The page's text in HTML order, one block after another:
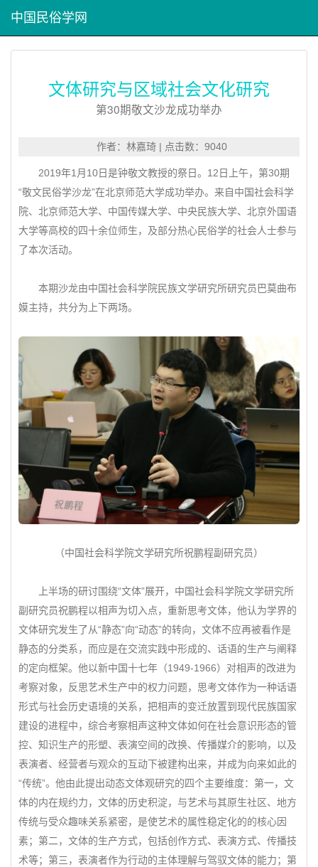
中国民俗学网
文体研究与区域社会文化研究
第30期敬文沙龙成功举办
作者：林嘉琦 | 点击数：9040
2019年1月10日是钟敬文教授的祭日。12日上午，第30期
“敬文民俗学沙龙”在北京师范大学成功举办。来自中国社会科学
院、北京师范大学、中国传媒大学、中央民族大学、北京外国语
大学等高校的四十余位师生，及部分热心民俗学的社会人士参与
了本次活动。
本期沙龙由中国社会科学院民族文学研究所研究员巴莫曲布
嫫主持，共分为上下两场。
（中国社会科学院文学研究所祝鹏程副研究员）
上半场的研讨围绕“文体”展开，中国社会科学院文学研究所
副研究员祝鹏程以相声为切入点，重新思考文体，他认为学界的
文体研究发生了从“静态”向“动态”的转向，文体不应再被看作是
静态的分类系，而应是在交流实践中形成的、话语的生产与阐释
的定向框架。他以新中国十七年（1949-1966）对相声的改进为
考察对象，反思艺术生产中的权力问题，思考文体作为一种话语
形式与社会历史语境的关系，把相声的变迁放置到现代民族国家
建设的进程中，综合考察相声这种文体如何在社会意识形态的管
控、知识生产的形塑、表演空间的改换、传播媒介的影响，以及
表演者、经营者与观众的互动下被建构出来，并成为向来如此的
“传统”。他由此提出动态文体观研究的四个主要维度：第一，文
体的内在规约力，文体的历史积淀，与艺术与其原生社区、地方
传统与受众趣味关系紧密，是使艺术的属性稳定化的的核心因
素；第二，文体的生产方式，包括创作方式、表演方式、传播技
术等；第三，表演者作为行动的主体理解与驾驭文体的能力；第